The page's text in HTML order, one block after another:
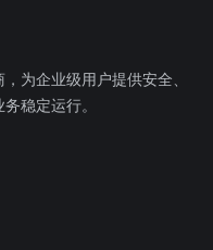
为企业级用户提供安全、
稳定运行。